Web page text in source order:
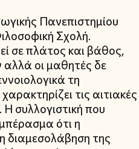
Πανεπιστημίου
Σχολή.
σε πλάτος και βάθος,
αλλά οι μαθητές δε
τη
τις αιτιακές
συλλογιστική που
ότι η
διαμεσολάβηση της